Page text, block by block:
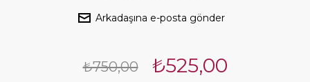
Arkadaşına e-posta gönder
₺750,00 ₺525,00